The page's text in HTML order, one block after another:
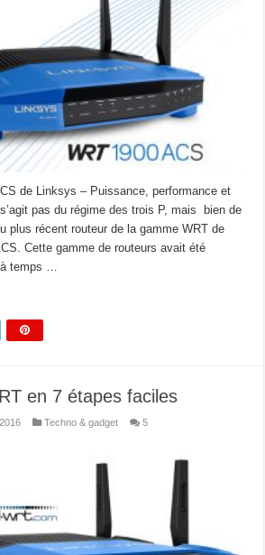
de Linksys – Puissance, performance et
pas du régime des trois P, mais bien de
plus récent routeur de la gamme WRT de
Cette gamme de routeurs avait été
temps …
en 7 étapes faciles
Techno & gadget 5